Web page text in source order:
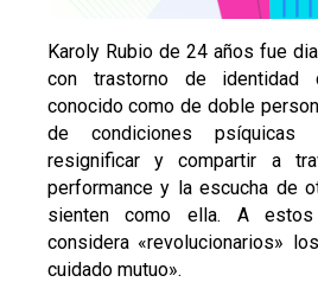
Karoly Rubio de 24 años fue
con trastorno de identidad
conocido como de doble
de condiciones psíquicas
resignificar y compartir a
performance y la escucha de
sienten como ella. A estos
considera «revolucionarios»
cuidado mutuo».